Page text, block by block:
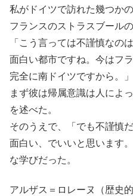
私がドイツで訪れた幾つか
フランスのストラスブール
「こう言っては不謹慎なの
面白い都市ですね。今はフ
完全に南ドイツですから。」
まず彼は帰属意識は人によ
を述べた。
そのうえで、「でも不謹慎
面白い、でいいと思います
な学びだった。
アルザス＝ロレーヌ（歴史